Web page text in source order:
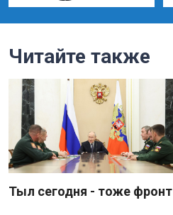
Читайте также
Тыл сегодня - тоже фронт